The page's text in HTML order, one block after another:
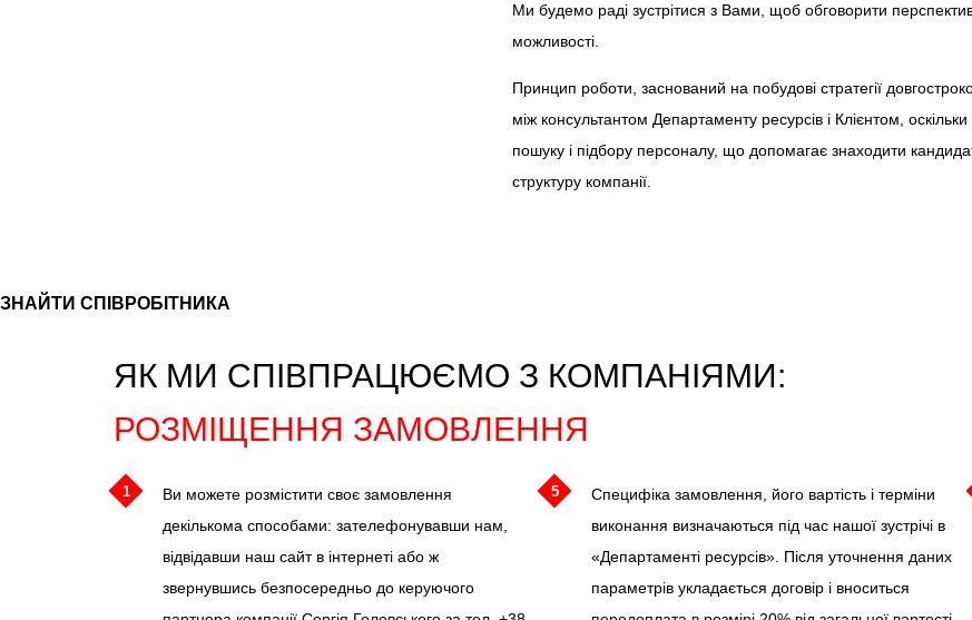
Ми будемо раді зустрітися з Вами, щоб обговорити
можливості.
Принцип роботи, заснований на побудові стратегії
між консультантом Департаменту ресурсів і Клієнтом,
пошуку і підбору персоналу, що допомагає знаходити
структуру компанії.
ЗНАЙТИ СПІВРОБІТНИКА
ЯК МИ СПІВПРАЦЮЄМО З КОМПАНІЯМИ:
РОЗМІЩЕННЯ ЗАМОВЛЕННЯ
1
Ви можете розмістити своє замовлення
декількома способами: зателефонувавши нам,
відвідавши наш сайт в інтернеті або ж
звернувшись безпосередньо до керуючого
5
Специфіка замовлення, його вартість і терміни
виконання визначаються під час нашої зустрічі в
«Департаменті ресурсів». Після уточнення даних
параметрів укладається договір і вноситься